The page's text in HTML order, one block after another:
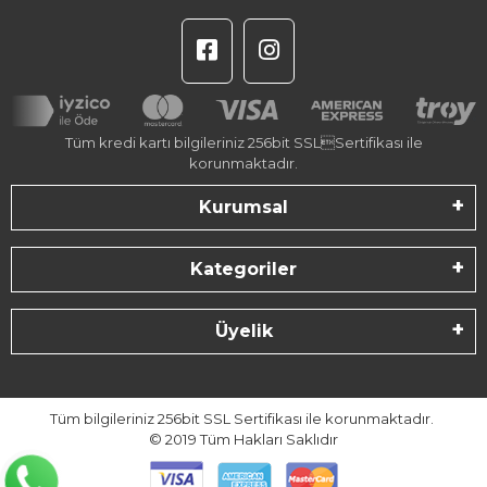
Tüm kredi kartı bilgileriniz 256bit SSLSertifikası ile
korunmaktadır.
Kurumsal
Kategoriler
Üyelik
Tüm bilgileriniz 256bit SSL Sertifikası ile korunmaktadır.
© 2019Tüm Hakları Saklıdır